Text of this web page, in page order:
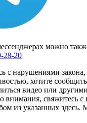
можно
28-20
с нарушениями
хотите
видео или
внимания, свяжитесь
из указанных здесь.